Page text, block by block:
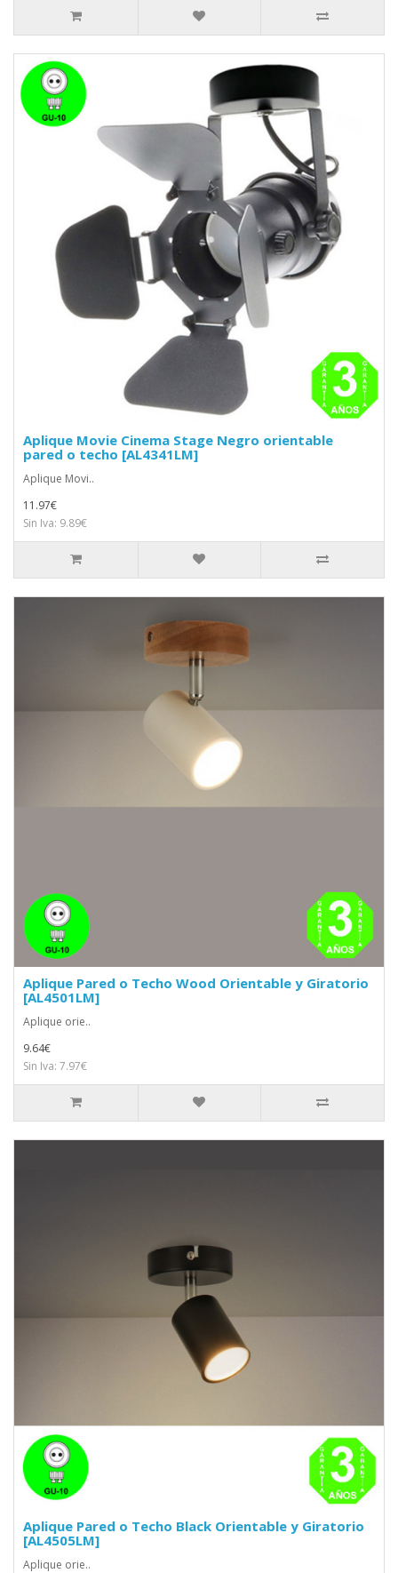
Aplique Movie Cinema Stage Negro orientable
pared o techo [AL4341LM]
Aplique Movi..
11.97€
Sin Iva: 9.89€
Aplique Pared o Techo Wood Orientable y Giratorio
[AL4501LM]
Aplique orie..
9.64€
Sin Iva: 7.97€
Aplique Pared o Techo Black Orientable y Giratorio
[AL4505LM]
Aplique orie..